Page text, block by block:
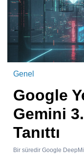
Genel
Google
Gemini
Tanıttı
Bir süredir Google